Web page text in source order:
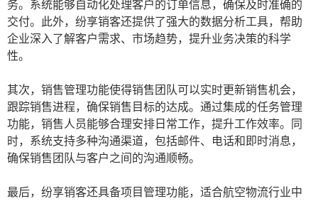
务。系统能够自动化处理客户的订单信息，确保及时准确的
交付。此外，纷享销客还提供了强大的数据分析工具，帮助
企业深入了解客户需求、市场趋势，提升业务决策的科学
性。
其次，销售管理功能使得销售团队可以实时更新销售机会，
跟踪销售进程，确保销售目标的达成。通过集成的任务管理
功能，销售人员能够合理安排日常工作，提升工作效率。同
时，系统支持多种沟通渠道，包括邮件、电话和即时消息，
确保销售团队与客户之间的沟通顺畅。
最后，纷享销客还具备项目管理功能，适合航空物流行业中